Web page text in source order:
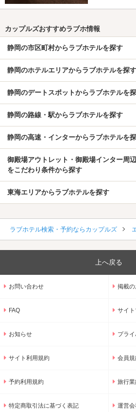
カップルズおすすめラブホ情報
静岡の市区町村からラブホテルを探す
静岡のホテルエリアからラブホテルを探す
静岡のデートスポットからラブホテルを
静岡の路線・駅からラブホテルを探す
静岡の高速・インターからラブホテルを
御殿場アウトレット・御殿場インター周
をこだわり条件から探す
東海エリアからラブホテルを探す
ラブホテル検索・予約ならカップルズ
上へ戻る
お問い合わせ 掲載
FAQ サイ
お知らせ プラ
サイト利用規約 会員
予約利用規約 旅行業
特定商取引法に基づく表記 運営会